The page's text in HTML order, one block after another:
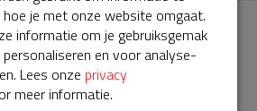
je met onze website omgaat.
informatie om je gebruiksgemak
en voor analyse-
Lees onze privacy
meer informatie.